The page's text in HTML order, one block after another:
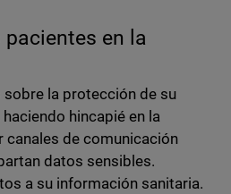
en la
sobre la protección de su
hincapié en la
canales de comunicación
datos sensibles.
a su información sanitaria.